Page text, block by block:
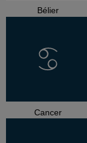
Bélier
Cancer